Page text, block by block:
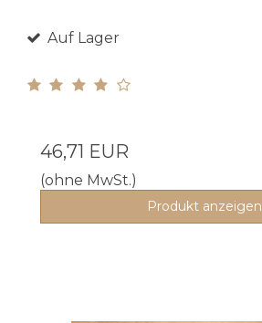
Auf Lager
46,71 EUR
(ohne MwSt.)
Produkt anzeigen